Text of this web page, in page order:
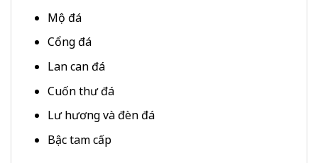
Mộ đá
Cổng đá
Lan can đá
Cuốn thư đá
Lư hương và đèn đá
Bậc tam cấp